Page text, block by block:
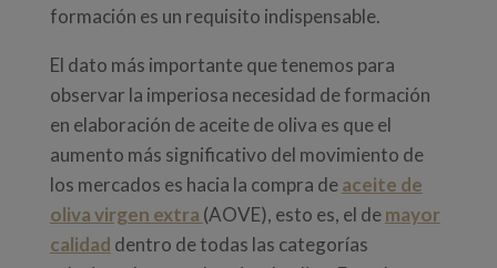
formación es un requisito indispensable.
El dato más importante que tenemos para
observar la imperiosa necesidad de formación
en elaboración de aceite de oliva es que el
aumento más significativo del movimiento de
los mercados es hacia la compra deaceite de
oliva virgen extra (AOVE), esto es, el demayor
calidad dentro de todas las categorías